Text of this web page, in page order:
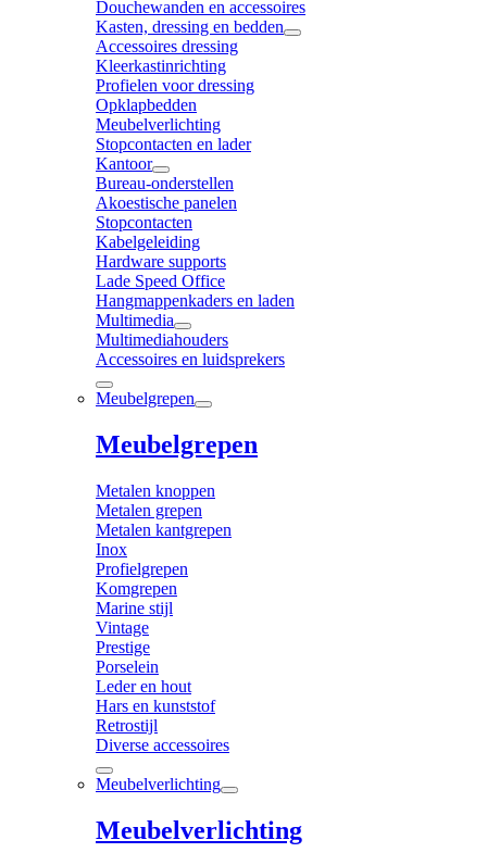
Douchewanden en accessoires
Kasten, dressing en bedden
Accessoires dressing
Kleerkastinrichting
Profielen voor dressing
Opklapbedden
Meubelverlichting
Stopcontacten en lader
Kantoor
Bureau-onderstellen
Akoestische panelen
Stopcontacten
Kabelgeleiding
Hardware supports
Lade Speed Office
Hangmappenkaders en laden
Multimedia
Multimediahouders
Accessoires en luidsprekers
Meubelgrepen
Meubelgrepen
Metalen knoppen
Metalen grepen
Metalen kantgrepen
Inox
Profielgrepen
Komgrepen
Marine stijl
Vintage
Prestige
Porselein
Leder en hout
Hars en kunststof
Retrostijl
Diverse accessoires
Meubelverlichting
Meubelverlichting